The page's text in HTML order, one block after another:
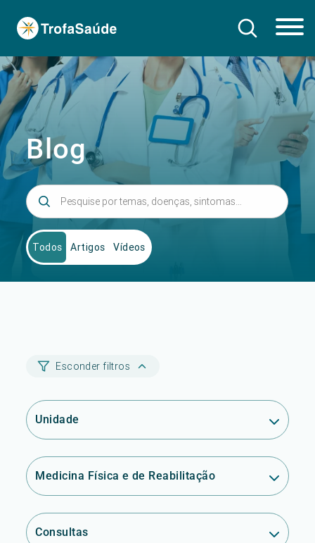
Blog
Todos Artigos Vídeos
Esconder filtros
Unidade
Medicina Física e de Reabilitação
Consultas